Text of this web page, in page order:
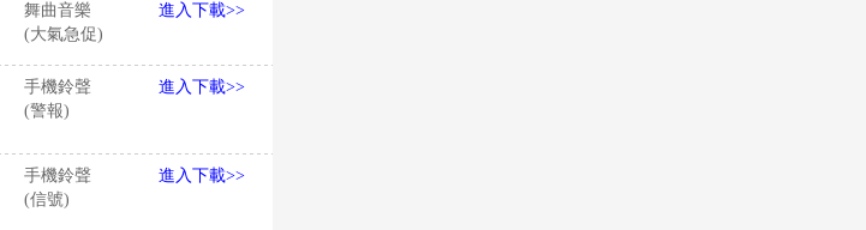
舞曲音樂
(大氣急促)
進入下載>>
手機鈴聲
(警報)
進入下載>>
手機鈴聲
(信號)
進入下載>>